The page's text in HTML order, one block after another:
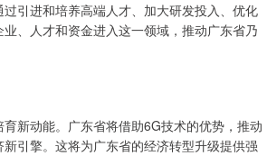
引进和培养高端人才、加大研发投入、优化
、人才和资金进入这一领域，推动广东省乃
新动能。广东省将借助6G技术的优势，推动
引擎。这将为广东省的经济转型升级提供强